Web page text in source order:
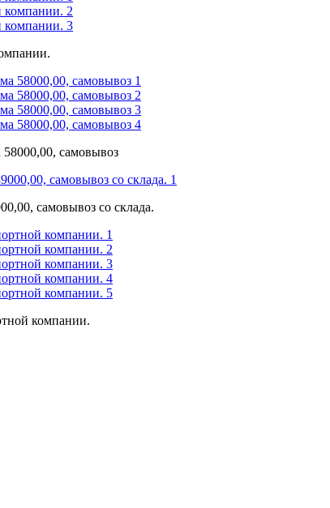
самовывоз
самовывоз со склада.
компании.